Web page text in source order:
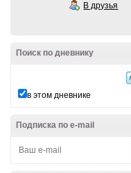
В друзья
Поиск по дневнику
в этом дневнике
Подписка по e-mail